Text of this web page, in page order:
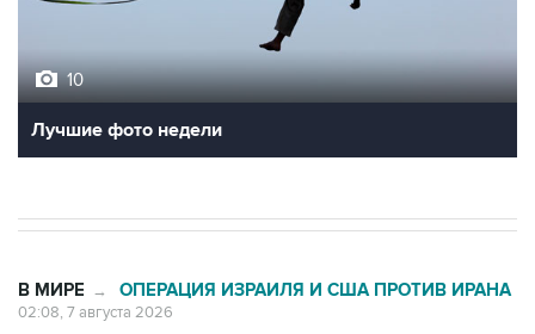
10
Лучшие фото недели
В МИРЕ → ОПЕРАЦИЯ ИЗРАИЛЯ И США ПРОТИВ ИРАНА
02:08, 7 августа 2026